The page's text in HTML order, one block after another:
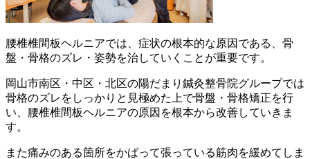
腰椎椎間板ヘルニアでは、症状の根本的な原因である、骨
盤・骨格のズレ・姿勢を治していくことが重要です。
岡山市南区・中区・北区の陽だまり鍼灸整骨院グループでは
骨格のズレをしっかりと見極めた上で骨盤・骨格矯正を行
い、腰椎椎間板ヘルニアの原因を根本から改善していきま
す。
また痛みのある箇所をかばって張っている筋肉を緩めてしま